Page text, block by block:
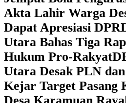
Akta Lahir Warga
Dapat Apresiasi
Utara Bahas Tiga
Hukum Pro-Rakyat
Utara Desak PLN
Kejar Target